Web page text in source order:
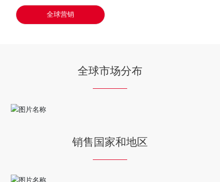
新闻动态
全球营销
全球市场分布
销售国家和地区